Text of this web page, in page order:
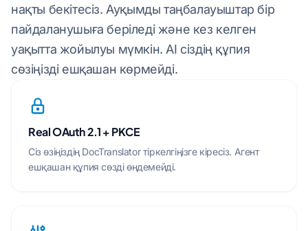
нақты бекітесіз. Ауқымды таңбалауыштар бір
пайдаланушыға беріледі және кез келген
уақытта жойылуы мүмкін. AI сіздің құпия
сөзіңізді ешқашан көрмейді.
Real OAuth 2.1 + PKCE
Сіз өзіңіздің DocTranslator тіркелгіңізге кіресіз. Агент
ешқашан құпия сөзді өңдемейді.